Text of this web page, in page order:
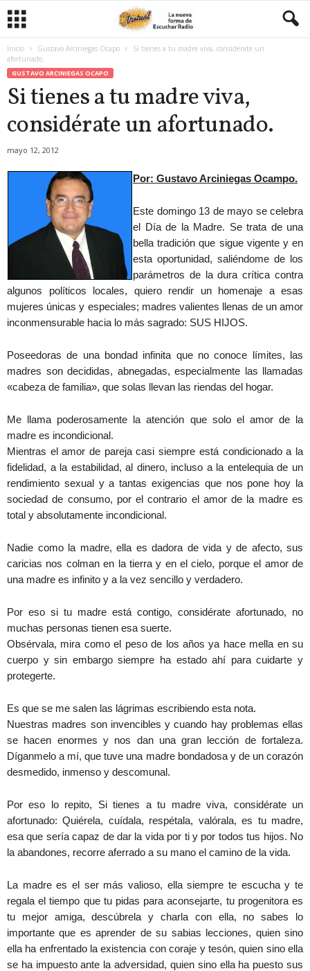
Inicio Gustavo Arciniegas Ocapo
Si tienes a tu madre viva, considérate un
afortunado.
GUSTAVO ARCINIEGAS OCAPO
Si tienes a tu madre viva,
considérate un afortunado.
mayo 12, 2012
Por: Gustavo Arciniegas Ocampo.
Este domingo 13 de mayo se celebra
el Día de la Madre. Se trata de una
bella tradición que sigue vigente y en
esta oportunidad, saliéndome de los
parámetros de la dura crítica contra
algunos políticos locales, quiero rendir un homenaje a esas
mujeres únicas y especiales; madres valientes llenas de un amor
inconmensurable hacia lo más sagrado: SUS HIJOS.
Poseedoras de una bondad infinita que no conoce límites, las
madres son decididas, abnegadas, especialmente las llamadas
«cabeza de familia», que solas llevan las riendas del hogar.
Me llama poderosamente la atención que solo el amor de la
madre es incondicional.
Mientras el amor de pareja casi siempre está condicionado a la
fidelidad, a la estabilidad, al dinero, incluso a la entelequia de un
rendimiento sexual y a tantas exigencias que nos pone hoy la
sociedad de consumo, por el contrario el amor de la madre es
total y absolutamente incondicional.
Nadie como la madre, ella es dadora de vida y de afecto, sus
caricias nos colman en la tierra y en el cielo, porque el amor de
una madre es infinito y a la vez sencillo y verdadero.
Por eso si tu madre está contigo, considérate afortunado, no
muchas personas tienen esa suerte.
Obsérvala, mira como el peso de los años ya hace mella en su
cuerpo y sin embargo siempre ha estado ahí para cuidarte y
protegerte.
Es que se me salen las lágrimas escribiendo esta nota.
Nuestras madres son invencibles y cuando hay problemas ellas
se hacen enormes y nos dan una gran lección de fortaleza.
Díganmelo a mí, que tuve una madre bondadosa y de un corazón
desmedido, inmenso y descomunal.
Por eso lo repito, Si tienes a tu madre viva, considérate un
afortunado: Quiérela, cuídala, respétala, valórala, es tu madre,
esa que sería capaz de dar la vida por ti y por todos tus hijos. No
la abandones, recorre aferrado a su mano el camino de la vida.
La madre es el ser más valioso, ella siempre te escucha y te
regala el tiempo que tu pidas para aconsejarte, tu progenitora es
tu mejor amiga, descúbrela y charla con ella, no sabes lo
importante que es aprender de su sabias lecciones, quien sino
ella ha enfrentado la existencia con coraje y tesón, quien sino ella
se ha impuesto ante la adversidad, quien sino ella ha puesto sus